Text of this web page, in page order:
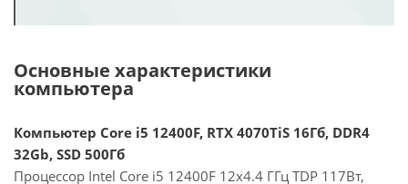
Основные характеристики
компьютера
Компьютер Core i5 12400F, RTX 4070TiS 16Гб, DDR4
32Gb, SSD 500Гб
Процессор Intel Core i5 12400F 12x4.4 ГГц TDP 117Вт,